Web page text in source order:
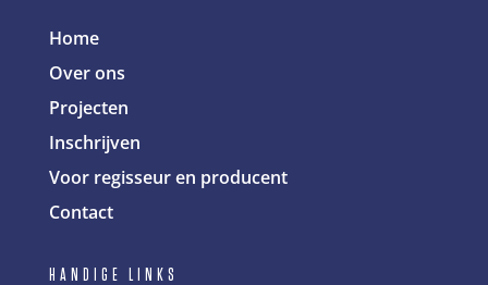
Home
Over ons
Projecten
Inschrijven
Voor regisseur en producent
Contact
HANDIGE LINKS